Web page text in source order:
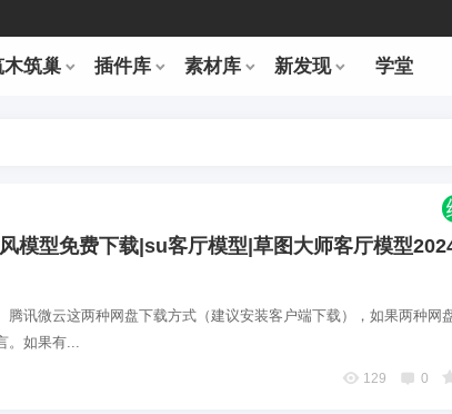
木筑巢 插件库 素材库 新发现 学堂
模型免费下载|su客厅模型|草图大师客厅模型
腾讯微云这两种网盘下载方式（建议安装客户端下载），如果两种网
。如果有...
129 0